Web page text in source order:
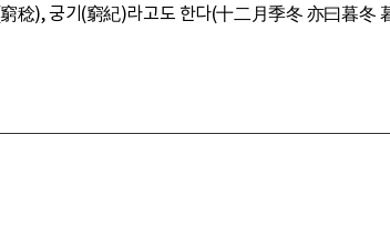
稔), 궁기(窮紀)라고도 한다(十二月季冬 亦曰暮冬